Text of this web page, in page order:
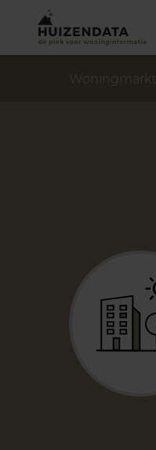
Woningmarkt